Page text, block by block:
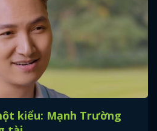
kiểu: Mạnh Trường